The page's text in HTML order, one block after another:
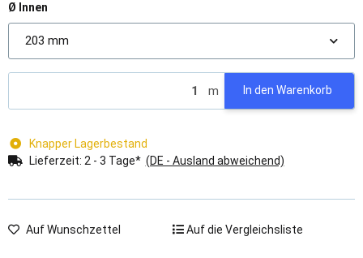
Ø Innen
203 mm
m In den Warenkorb
Knapper Lagerbestand
Lieferzeit: 2 - 3 Tage* (DE - Ausland abweichend)
Auf Wunschzettel Auf die Vergleichsliste